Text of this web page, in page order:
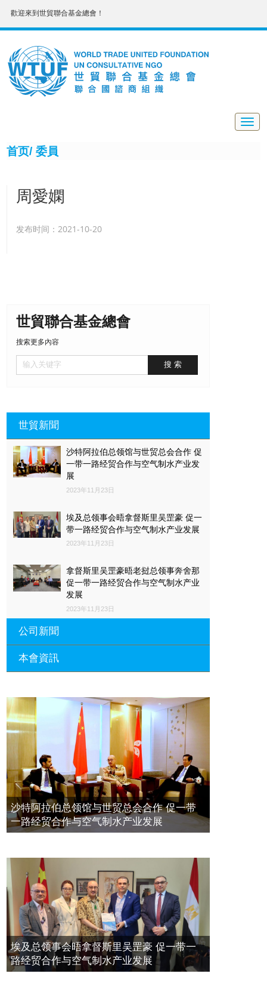
歡迎來到世貿聯合基金總會！
首页/ 委員
周愛嫻
发布时间：2021-10-20
世貿聯合基金總會
搜索更多內容
世貿新聞
沙特阿拉伯总领馆与世贸总会合作 促
一带一路经贸合作与空气制水产业发
展
2023年11月23日
埃及总领事会晤拿督斯里吴罡豪 促一
带一路经贸合作与空气制水产业发展
2023年11月23日
拿督斯里吴罡豪晤老挝总领事奔舍那
促一带一路经贸合作与空气制水产业
发展
2023年11月23日
公司新聞
一带一路经贸合作与空气制水产业发
2023年11月23日
埃及总领事会晤拿督斯里吴罡豪 促一
带一路经贸合作与空气制水产业发展
2023年11月23日
拿督斯里吴罡豪晤土耳其总领事 促一
带一路经贸合作与空气制水产业发展
2023年11月23日
本會資訊
長瑚蒞臨 天泉鼎豐深圳總部及國際標
量波量子研究院
2021年12月10日
標量波光量子導入系統聯合國總部拿
督斯裏吳達鎔教授首發
2021年12月10日
空氣制水發明人吳達鎔出席聯合國環
境科政商管治聯盟會議
沙特阿拉伯总领馆与世贸总会合作 促一带
一路经贸合作与空气制水产业发展
埃及总领事会晤拿督斯里吴罡豪 促一带一
路经贸合作与空气制水产业发展